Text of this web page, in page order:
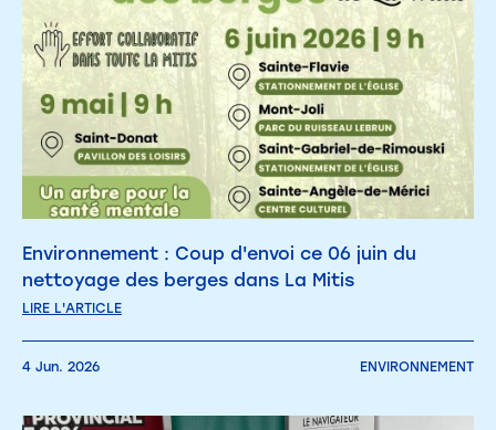
Environnement : Coup d'envoi ce 06 juin du
nettoyage des berges dans La Mitis
LIRE L'ARTICLE
4 Jun. 2026 ENVIRONNEMENT